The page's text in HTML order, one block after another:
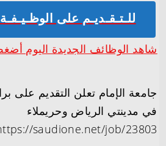
للـتـقـديـم على
شاهد الوظائف الجديدة اليوم
جامعة الإمام تعلن التقديم على
في مدينتي الرياض وحريملاء
saudione.net/job/23803